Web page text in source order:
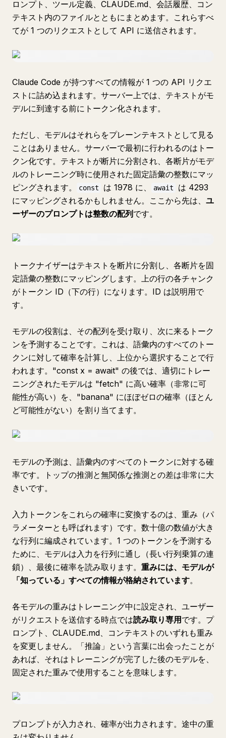
ロンプト、ツール定義、CLAUDE.md、会話履歴、コン
テキスト内のファイルとともにまとめます。これらすべ
てが 1 つのリクエストとして API に送信されます。
Claude Code が持つすべての情報が 1 つの API リクエ
ストに詰め込まれます。サーバー上では、テキストがモ
デルに到達する前にトークン化されます。
ただし、モデルはそれらをプレーンテキストとして見る
ことはありません。サーバーで最初に行われるのはトー
クン化です。テキストが断片に分割され、各断片がモデ
ルのトレーニング時に使用された固定語彙の整数にマッ
ピングされます。
const は 1978 に、 await
は 4293
にマッピングされるかもしれません。ここから先は、 ユ
ーザーのプロンプトは整数の配列 です。
トークナイザーはテキストを断片に分割し、各断片を固
定語彙の整数にマッピングします。上の行の各チャンク
がトークン ID（下の行）になります。ID は説明用で
す。
モデルの役割は、その配列を受け取り、次に来るトーク
ンを予測することです。これは、語彙内のすべてのトー
クンに対して確率を計算し、上位から選択することで行
われます。"const x = await" の後では、適切にトレー
ニングされたモデルは "fetch" に高い確率（非常に可
能性が高い）を、"banana" にほぼゼロの確率（ほとん
ど可能性がない）を割り当てます。
モデルの予測は、語彙内のすべてのトークンに対する確
率です。トップの推測と無関係な推測との差は非常に大
きいです。
入力トークンをこれらの確率に変換するのは、重み（パ
ラメーターとも呼ばれます）です。数十億の数値が大き
な行列に編成されています。1 つのトークンを予測する
ために、モデルは入力を行列に通し（長い行列乗算の連
鎖）、最後に確率を読み取ります。 重みには、モデルが
「知っている」すべての情報が格納されています。
各モデルの重みはトレーニング中に設定され、ユーザー
がリクエストを送信する時点では読み取り専用 です。プ
ロンプト、CLAUDE.md、コンテキストのいずれも重み
を変更しません。「推論」という言葉に出会ったことが
あれば、それはトレーニングが完了した後のモデルを、
固定された重みで使用することを意味します。
プロンプトが入力され、確率が出力されます。途中の重